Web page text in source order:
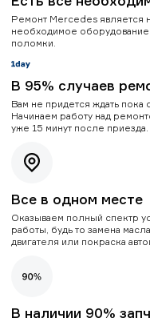
Ремонт Mercedes является
необходимое
поломки.
В 95% случаев
Вам не придется ждать пока
Начинаем работу над
уже 15 минут после приезда.
Все в одном месте
Оказываем полный спектр
работы, будь то замена
двигателя или покраска
В наличии 90%